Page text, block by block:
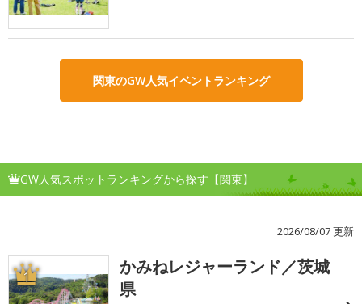
関東のGW人気イベントランキング
GW人気スポットランキングから探す【関東】
2026/08/07 更新
1
かみねレジャーランド／茨城
県